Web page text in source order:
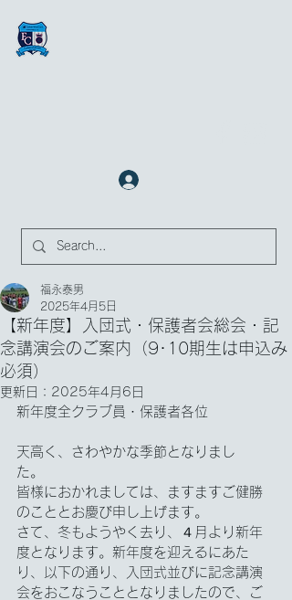
【新年度】入団式・保護者会総会・記
念講演会のご案内（9･10期生は申込み
必須）
福永泰男
2025年4月5日
更新日： 2025年4月6日
新年度全クラブ員・保護者各位
天高く、さわやかな季節となりまし
た。
皆様におかれましては、ますますご健勝
のこととお慶び申し上げます。
さて、冬もようやく去り、４月より新年
度となります。新年度を迎えるにあた
り、以下の通り、入団式並びに記念講演
会をおこなうこととなりましたので、ご